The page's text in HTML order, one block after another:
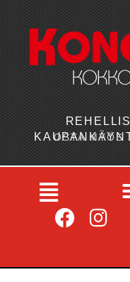
OSTA MYÖS